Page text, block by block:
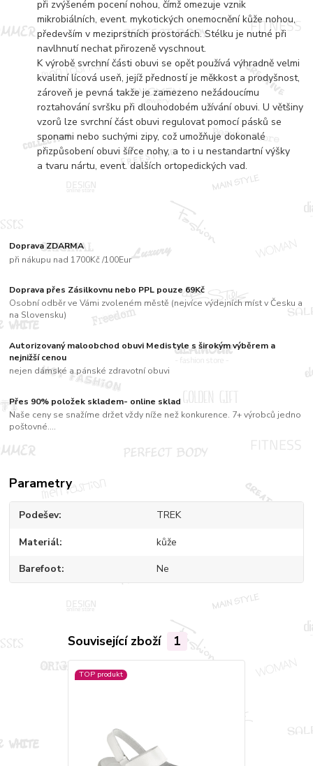
Doprava ZDARMA
při nákupu nad 1700Kč /100Eur
Doprava přes Zásilkovnu nebo PPL pouze 69Kč
Osobní odběr ve Vámi zvoleném městě (nejvíce výdejních míst v Česku a
na Slovensku)
Autorizovaný maloobchod obuvi Medistyle s širokým výběrem a
nejnižší cenou
nejen dámské a pánské zdravotní obuvi
Přes 90% položek skladem- online sklad
Naše ceny se snažíme držet vždy níže než konkurence. 7+ výrobců jedno
poštovné....
při zvýšeném pocení nohou, čímž omezuje vznik
mikrobiálních, event. mykotických onemocnění kůže nohou,
především v meziprstních prostorách. Stélku je nutné při
navlhnutí nechat přirozeně vyschnout.
K výrobě svrchní části obuvi se opět používá výhradně velmi
kvalitní lícová useň, jejíž předností je měkkost a prodyšnost,
zároveň je pevná takže je zamezeno nežádoucímu
roztahování svršku při dlouhodobém užívání obuvi. U většiny
vzorů lze svrchní část obuvi regulovat pomocí pásků se
sponami nebo suchými zipy, což umožňuje dokonalé
přizpůsobení obuvi šířce nohy, a to i u nestandartní výšky
a tvaru nártu, event. dalších ortopedických vad.
Parametry
Podešev TREK
Materiál kůže
Barefoot Ne
Související zboží 1
TOP produkt